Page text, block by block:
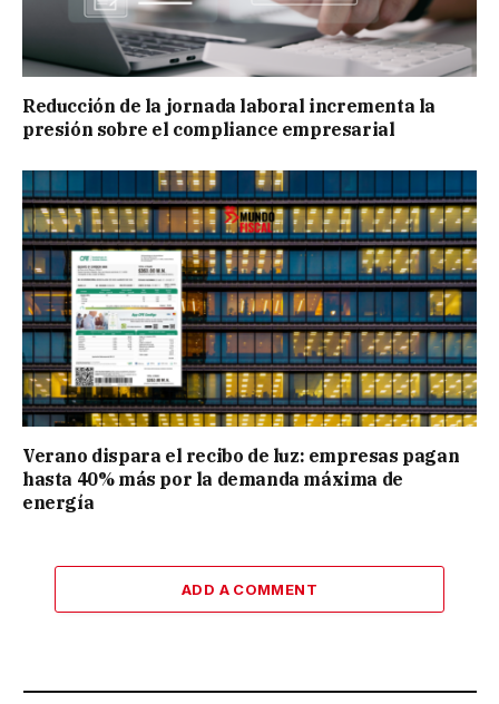
Reducción de la jornada laboral incrementa la
presión sobre el compliance empresarial
Verano dispara el recibo de luz: empresas pagan
hasta 40% más por la demanda máxima de
energía
ADD A COMMENT